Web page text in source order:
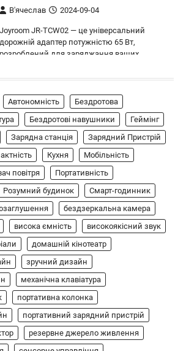
В'ячеслав 2024-09-04
JR-TCW02 — це універсальний
дорожній адаптер потужністю 65 Вт,
для заряджання ваших
Бездротовий контролер 8BitDo Lite
2.4G для Xbox
В'ячеслав 2024-09-03
Lite SE 2.4G — це компактний
контролер, розроблений
для Xbox. Завдяки своєму…
АУДІО КОЛОНКИ
колонка LG XBOOM Go
В'ячеслав 2024-09-07
XBOOM Go XG2T — це компактна
колонка, яка поєднує в собі
звук…
ЗАРЯДНІ ПРИСТРОЇ
зарядна станція Yoshino
Автономність
Бездротова
Бездротові навушники
Геймінг
Зарядна станція
Зарядний Пристрій
Кухня
Мобільність
повітря
Портативність
Розумний будинок
Смарт-годинник
бездзеркальна камера
висока ємність
високоякісний звук
домашній кінотеатр
зручний дизайн
механічна клавіатура
портативна колонка
портативний зарядний пристрій
резервне джерело живлення